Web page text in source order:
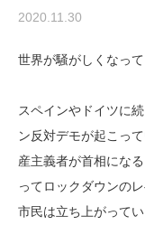
2020.11.30
世界が騒がしくなって
スペインやドイツに
ン反対デモが起こっ
産主義者が首相にな
ってロックダウンの
市民は立ち上がってい